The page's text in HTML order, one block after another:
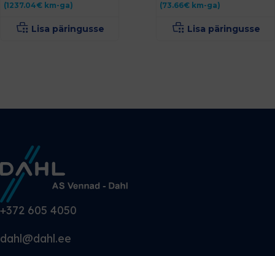
(1237.04€ km-ga)
Lisa päringusse
(73.66€ km-ga)
Lisa päringusse
+372 605 4050
dahl@dahl.ee